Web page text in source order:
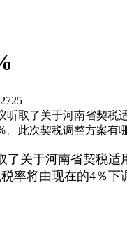
取了关于河南省契
。此次契税调整方案有
关于河南省契税适
率将由现在的4％下